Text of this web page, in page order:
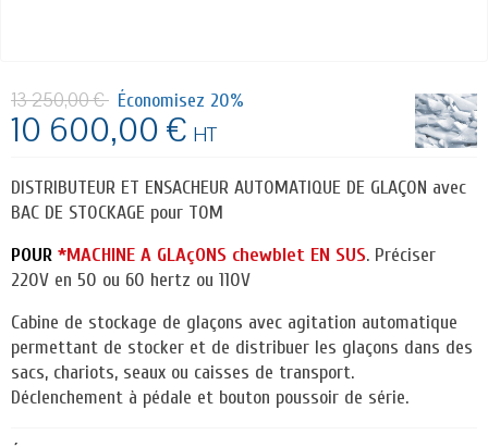
13 250,00 € Économisez 20%
10 600,00 € HT
DISTRIBUTEUR ET ENSACHEUR AUTOMATIQUE DE GLAÇON avec
BAC DE STOCKAGE pour TOM
POUR *MACHINE A GLAçONS chewblet EN SUS. Préciser
220V en 50 ou 60 hertz ou 110V
Cabine de stockage de glaçons avec agitation automatique
permettant de stocker et de distribuer les glaçons dans des
sacs, chariots, seaux ou caisses de transport.
Déclenchement à pédale et bouton poussoir de série.